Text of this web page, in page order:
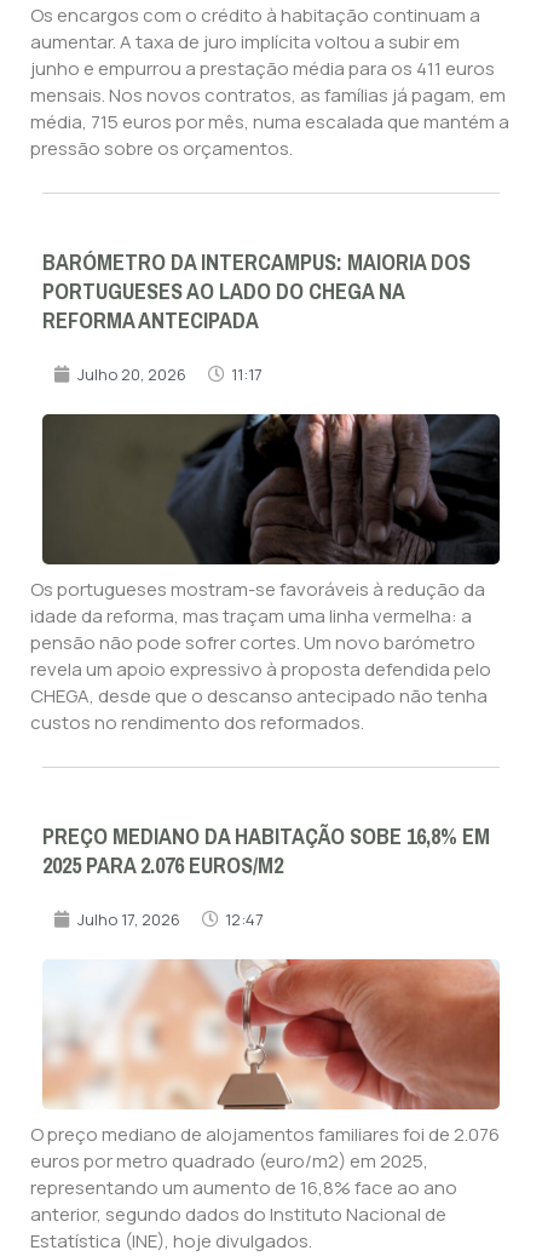
Os encargos com o crédito à habitação continuam a
aumentar. A taxa de juro implícita voltou a subir em
junho e empurrou a prestação média para os 411 euros
mensais. Nos novos contratos, as famílias já pagam, em
média, 715 euros por mês, numa escalada que mantém a
pressão sobre os orçamentos.
BARÓMETRO DA INTERCAMPUS: MAIORIA DOS
PORTUGUESES AO LADO DO CHEGA NA
REFORMA ANTECIPADA
Julho 20, 2026 11:17
Os portugueses mostram-se favoráveis à redução da
idade da reforma, mas traçam uma linha vermelha: a
pensão não pode sofrer cortes. Um novo barómetro
revela um apoio expressivo à proposta defendida pelo
CHEGA, desde que o descanso antecipado não tenha
custos no rendimento dos reformados.
PREÇO MEDIANO DA HABITAÇÃO SOBE 16,8% EM
2025 PARA 2.076 EUROS/M2
Julho 17, 2026 12:47
O preço mediano de alojamentos familiares foi de 2.076
euros por metro quadrado (euro/m2) em 2025,
representando um aumento de 16,8% face ao ano
anterior, segundo dados do Instituto Nacional de
Estatística (INE), hoje divulgados.